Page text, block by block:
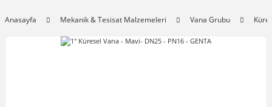
Anasayfa Mekanik & Tesisat Malzemeleri Vana Grubu